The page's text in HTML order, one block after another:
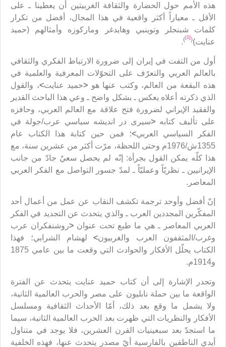
هذه الأمم حول الحضارة والثقافة الغربيتين أن يعطينا ـ على
الأقل ـ معياراً أكثر واقعية في هذا المجال، أفضل من تكرار
كلمات شبنجلر وتوينبي وهايدغر وماركوزه وأمثالهم (حميد
عنايت)(
[1]
)
.
أول من التفت في إيران إلى ضرورة الارتباط الفكري والثقافي
بالعالم العربي والتعرّف على التحوّلات المعرفية والعلمية في
هذه البقعة من العالم، وكتب عنها هو <حميد عنايت>، والقول
الذي ذكرته أعلاه يعكس ـ بشكل واضح ـ وعي هذا الباحث القدير
والفقيد الإيراني لضرورة فتح علاقة مع العالم العربي، وحافزه
على تأليف كتابه <سيرى در انديشه سياسي عرب/جولة في
الفكر السياسي العربي>؛ فمن حين كتابة هذا الكتاب عام
1355ش/1976م وحتى اللحظة، مرّت أكثر من عشرين سنة، مع
هذا كلّه يمكن القول بجرأة: إنّه لم يحصل سعيٌ جادّ من جانب
الإيرانيين ـ نظريّاً وعمليّاً ـ لمدّ جسور التواصل مع الفكر العربي
المعاصر.
إنّ أفضل وأوحد ترجمة تكشف النقاب عن عمل من أعمال أحد
المفكّرين المجددين العرب ـ والذي يتحدث عن التجديد في الفكر
العربي المعاصر ـ هي ما طبع تحت عنوان <روشنفكران عرب
وغرب/المثقفون العرب والغربيون>لهشام الشرابي؛ فهذا
الكتاب يحلّل الأفكار والحوادث التي وقعت ما بين عامي 1875
و1914م.
وتجدر الإشارة إلى أن كتاب حميد عنايت يتحدث عن الفترة
الواقعة ما بين حملة نابليون على مصر والحرب العالمية الثانية،
ولا يشمل ما وقع بعد ذلك، أمّا الأحداث الثقافية ومسلسل
الأفكار والنظريات التي ظهرت بعد الحرب العالمية الثانية، سيما
ما استجدّ بعد سبعينيات القرن العشرين، فلا يوجد في متناول
أيدي الناطقين بالفارسية أيّ مصدر يتحدث عنها، فهذه الخلفية